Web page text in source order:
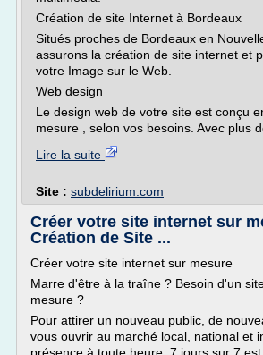
Création de site Internet à Bordeaux
Situés proches de Bordeaux en
assurons la création de site internet et
votre Image sur le Web.
Web design
Le design web de votre site est conçu
mesure , selon vos besoins. Avec plus
Lire la suite
Site : subdelirium.com
Créer votre site internet sur
Création de Site ...
Créer votre site internet sur mesure
Marre d'être à la traîne ? Besoin d'un
mesure ?
Pour attirer un nouveau public, de
vous ouvrir au marché local, national et